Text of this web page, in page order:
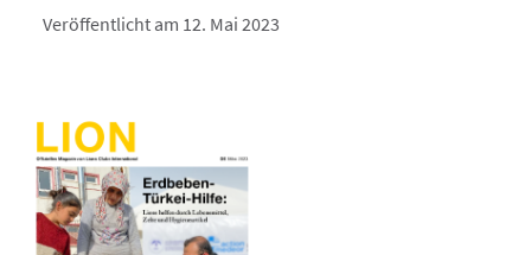
Veröffentlicht am 12. Mai 2023